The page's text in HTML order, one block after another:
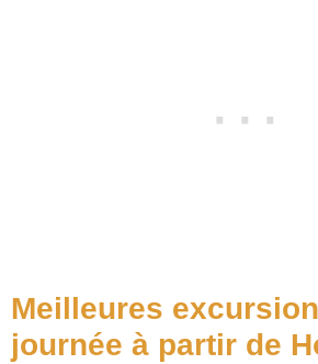
Meilleures
journée à partir de